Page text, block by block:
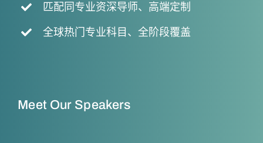
匹配同专业资深导师、高端定制
全球热门专业科目、全阶段覆盖
Meet Our Speakers